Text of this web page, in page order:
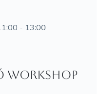
- 13:00
workshop